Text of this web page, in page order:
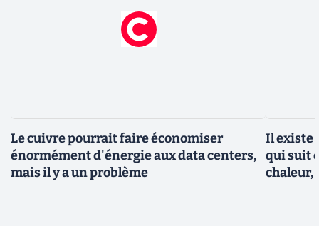
Le cuivre pourrait faire économiser
énormément d'énergie aux data centers,
mais il y a un problème
Il existe
qui suit
chaleur,